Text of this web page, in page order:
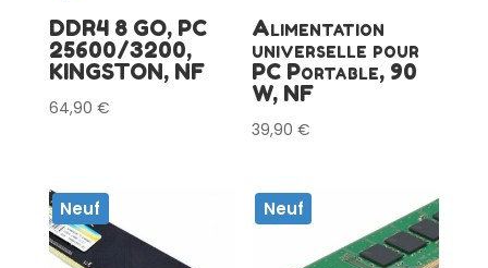
DDR4 8 GO, PC
25600/3200,
KINGSTON, NF
64,90 €
Alimentation
universelle pour
PC Portable, 90
W, NF
39,90€
Neuf Neuf